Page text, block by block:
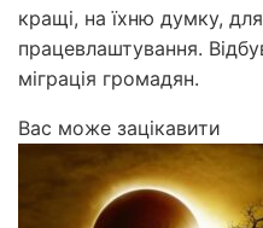
кращі, на їхню думку,
працевлаштування.
міграція громадян.
Вас може зацікавити